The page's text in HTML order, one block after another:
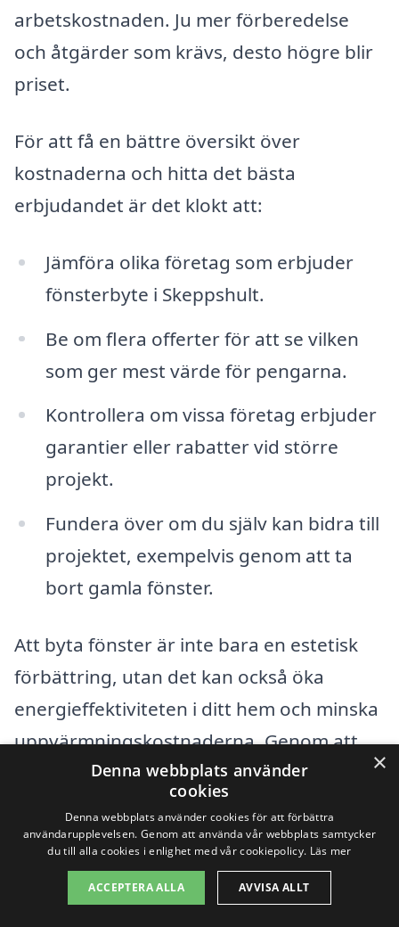
arbetskostnaden. Ju mer förberedelse
och åtgärder som krävs, desto högre blir
priset.
För att få en bättre översikt över
kostnaderna och hitta det bästa
erbjudandet är det klokt att:
Jämföra olika företag som erbjuder
fönsterbyte i Skeppshult.
Be om flera offerter för att se vilken
som ger mest värde för pengarna.
Kontrollera om vissa företag erbjuder
garantier eller rabatter vid större
projekt.
Fundera över om du själv kan bidra till
projektet, exempelvis genom att ta
bort gamla fönster.
Att byta fönster är inte bara en estetisk
förbättring, utan det kan också öka
energieffektiviteten i ditt hem och minska
uppvärmningskostnaderna. Genom att
noggrant överväga de olika faktorerna
som påverkar priset kan du fatta ett
informerat beslut och hitta de bästa
alternativen för ditt fönsterbyte i
Skeppshult. Låt oss hjälpa dig att hitta rätt
×
Denna webbplats använder
cookies
Denna webbplats använder cookies för att förbättra
användarupplevelsen. Genom att använda vår webbplats samtycker
du till alla cookies i enlighet med vår cookiepolicy. Läs mer
ACCEPTERA ALLA AVVISA ALLT